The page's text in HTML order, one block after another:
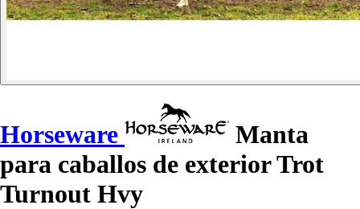
Horseware
Manta
para caballos de exterior Trot
Turnout Hvy